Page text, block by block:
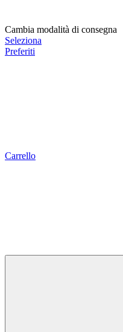
Cambia modalità di consegna
Seleziona
Preferiti
Carrello